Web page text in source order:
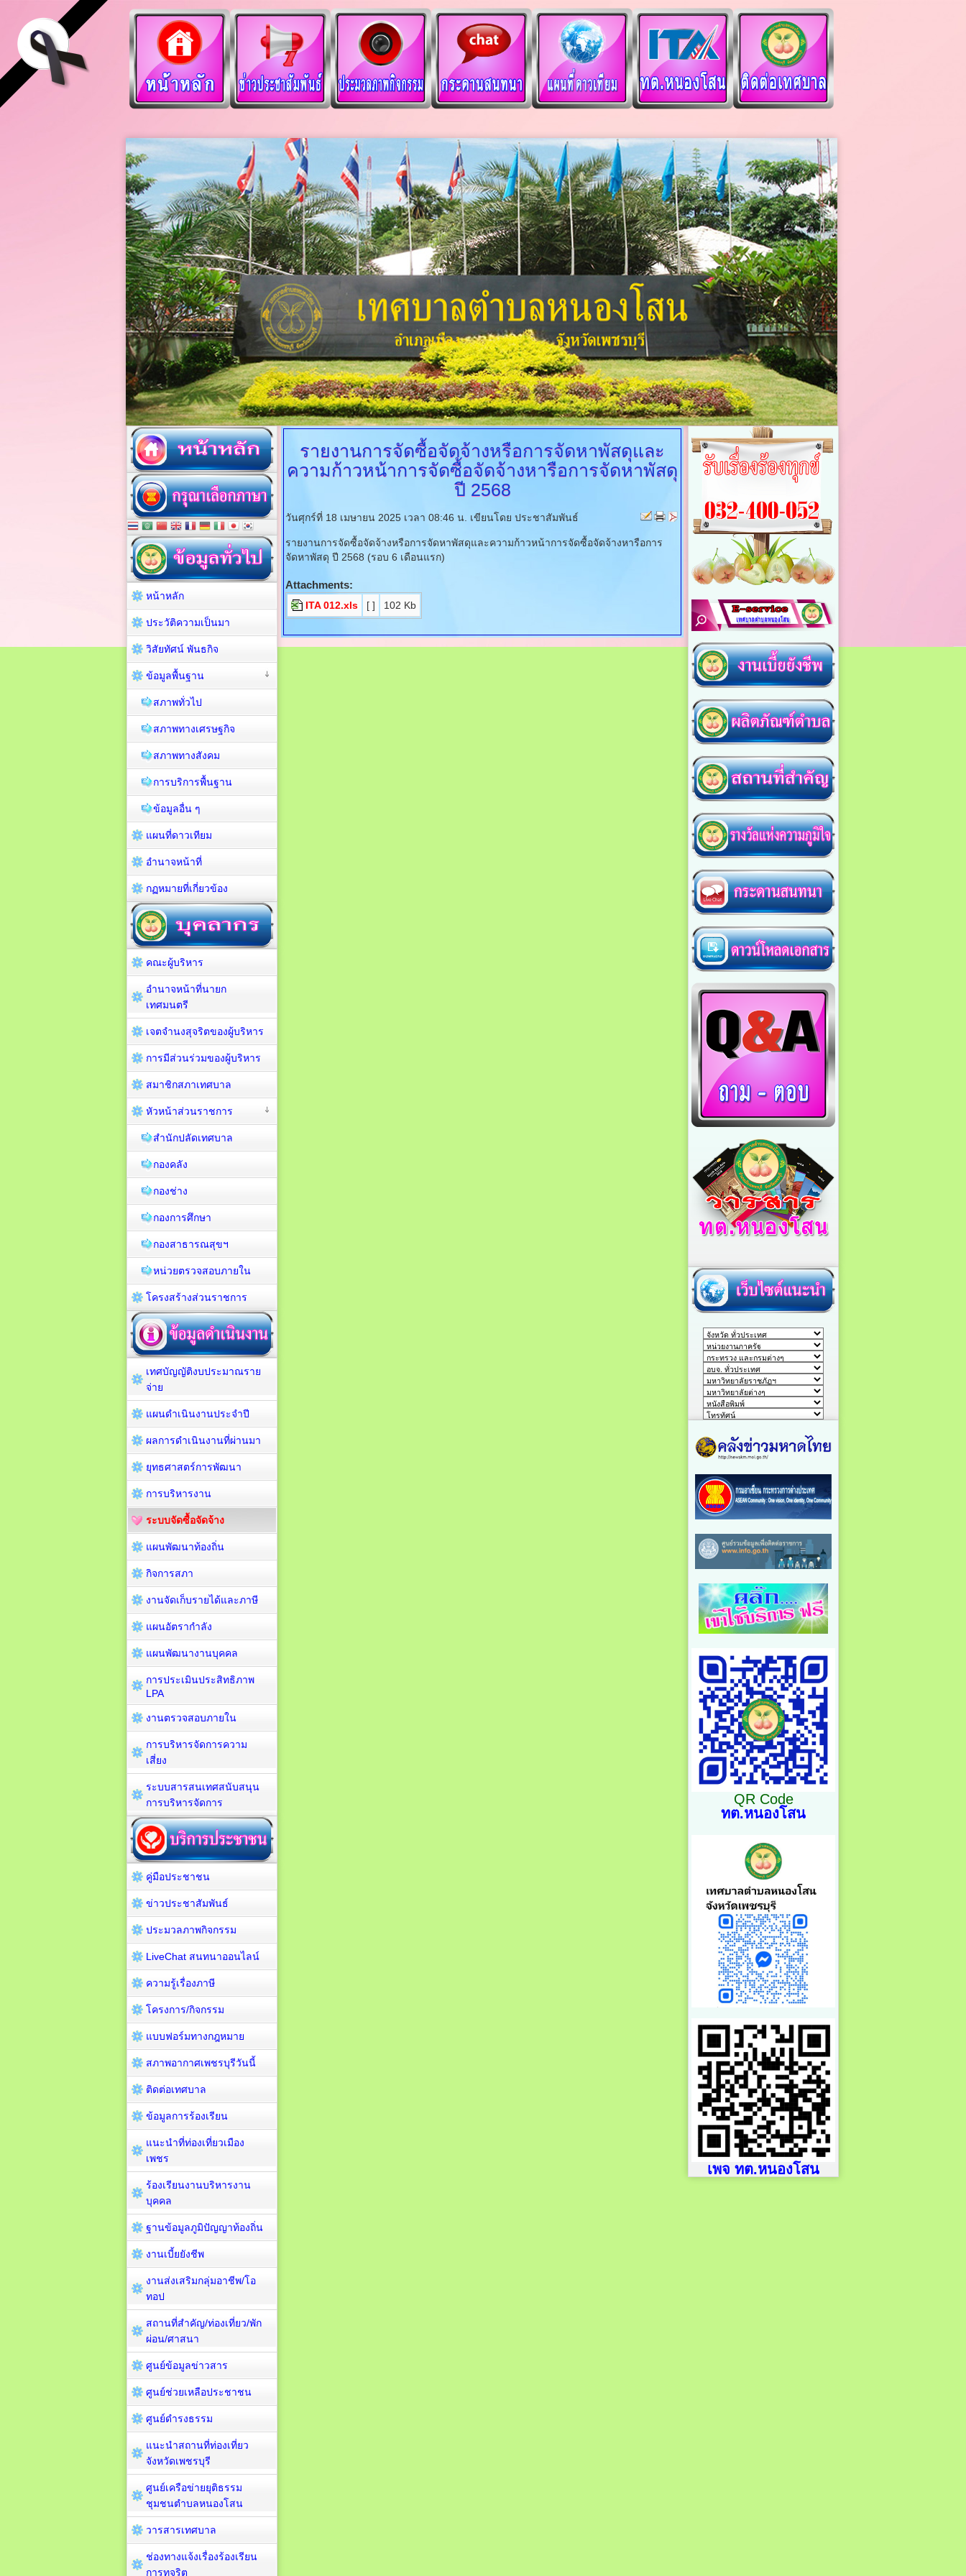
รายงานการจัดซื้อจัดจ้างหรือการจัดหาพัสดุและ
ความก้าวหน้าการจัดซื้อจัดจ้างหารือการจัดหาพัสดุ
ปี 2568
วันศุกร์ที่ 18 เมษายน 2025 เวลา 08:46 น. เขียนโดย ประชาสัมพันธ์
รายงานการจัดซื้อจัดจ้างหรือการจัดหาพัสดุและความก้าวหน้าการจัดซื้อจัดจ้างหารือการ
จัดหาพัสดุ ปี 2568 (รอบ 6 เดือนแรก)
Attachments:
ITA 012.xls [ ] 102 Kb
หน้าหลัก
ประวัติความเป็นมา
วิสัยทัศน์ พันธกิจ
ข้อมูลพื้นฐาน
สภาพทั่วไป
สภาพทางเศรษฐกิจ
สภาพทางสังคม
การบริการพื้นฐาน
ข้อมูลอื่น ๆ
แผนที่ดาวเทียม
อำนาจหน้าที่
กฏหมายที่เกี่ยวข้อง
คณะผู้บริหาร
อำนาจหน้าที่นายก
เทศมนตรี
เจตจำนงสุจริตของผู้บริหาร
การมีส่วนร่วมของผู้บริหาร
สมาชิกสภาเทศบาล
หัวหน้าส่วนราชการ
สำนักปลัดเทศบาล
กองคลัง
กองช่าง
กองการศึกษา
กองสาธารณสุขฯ
หน่วยตรวจสอบภายใน
โครงสร้างส่วนราชการ
เทศบัญญัติงบประมาณราย
จ่าย
แผนดำเนินงานประจำปี
ผลการดำเนินงานที่ผ่านมา
ยุทธศาสตร์การพัฒนา
การบริหารงาน
ระบบจัดซื้อจัดจ้าง
แผนพัฒนาท้องถิ่น
กิจการสภา
งานจัดเก็บรายได้และภาษี
แผนอัตรากำลัง
แผนพัฒนางานบุคคล
การประเมินประสิทธิภาพ
LPA
งานตรวจสอบภายใน
การบริหารจัดการความ
เสี่ยง
ระบบสารสนเทศสนับสนุน
การบริหารจัดการ
คู่มือประชาชน
ข่าวประชาสัมพันธ์
ประมวลภาพกิจกรรม
LiveChat สนทนาออนไลน์
ความรู้เรื่องภาษี
โครงการ/กิจกรรม
แบบฟอร์มทางกฎหมาย
สภาพอากาศเพชรบุรีวันนี้
ติดต่อเทศบาล
ข้อมูลการร้องเรียน
แนะนำที่ท่องเที่ยวเมือง
เพชร
ร้องเรียนงานบริหารงาน
บุคคล
ฐานข้อมูลภูมิปัญญาท้องถิ่น
งานเบี้ยยังชีพ
งานส่งเสริมกลุ่มอาชีพ/โอ
ทอป
สถานที่สำคัญ/ท่องเที่ยว/พัก
ผ่อน/ศาสนา
ศูนย์ข้อมูลข่าวสาร
ศูนย์ช่วยเหลือประชาชน
ศูนย์ดำรงธรรม
แนะนำสถานที่ท่องเที่ยว
จังหวัดเพชรบุรี
ศูนย์เครือข่ายยุติธรรม
ชุมชนตำบลหนองโสน
วารสารเทศบาล
ช่องทางแจ้งเรื่องร้องเรียน
การทุจริต
QR Code
ทต.หนองโสน
เพจ ทต.หนองโสน